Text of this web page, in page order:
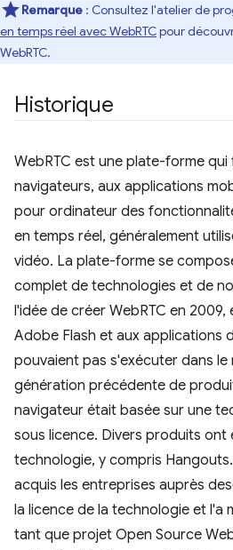
Remarque : Consultez l'atelier de
en temps réel avec WebRTCpour
WebRTC.
Historique
WebRTC est une plate-forme
navigateurs, aux applications
pour ordinateur des
en temps réel, généralement
vidéo. La plate-forme se
complet de technologies et de
l'idée de créer WebRTC en
Adobe Flash et aux applications
pouvaient pas s'exécuter dans le
génération précédente de
navigateur était basée sur une
sous licence. Divers produits
technologie, y compris
acquis les entreprises auprès
la licence de la technologie et l'a
tant que projet Open Source